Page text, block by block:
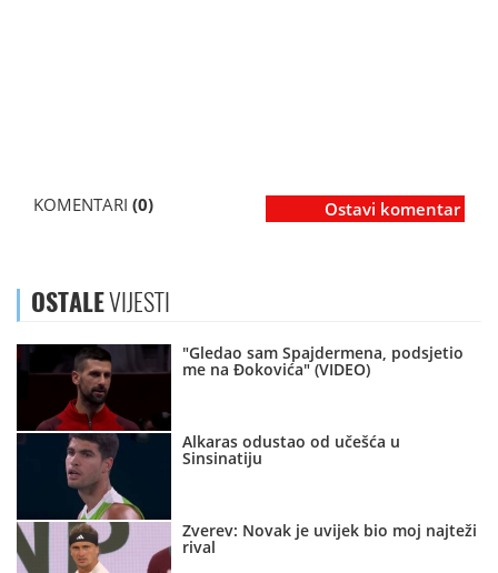
KOMENTARI (0) Ostavi komentar
OSTALEVIJESTI
"Gledao sam Spajdermena, podsjetio
me na Đokovića" (VIDEO)
Alkaras odustao od učešća u
Sinsinatiju
Zverev: Novak je uvijek bio moj najteži
rival